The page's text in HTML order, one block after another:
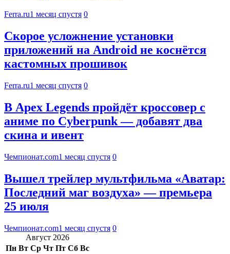
Ferra.ru1 месяц спустя 0
Скорое усложнение установки
приложений на Android не коснётся
кастомных прошивок
Ferra.ru1 месяц спустя 0
В Apex Legends пройдёт кроссовер с
аниме по Cyberpunk — добавят два
скина и ивент
Чемпионат.com1 месяц спустя 0
Вышел трейлер мультфильма «Аватар:
Последний маг воздуха» — премьера
25 июля
Чемпионат.com1 месяц спустя 0
Август 2026
Пн Вт Ср Чт Пт Сб Вс